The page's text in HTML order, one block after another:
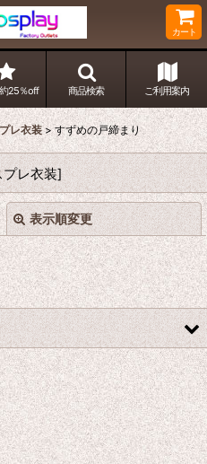
カート
25％off 商品検索 ご利用案内
レ衣装 > すずめの戸締まり
レ衣装]
表示順変更
込む
閉じる